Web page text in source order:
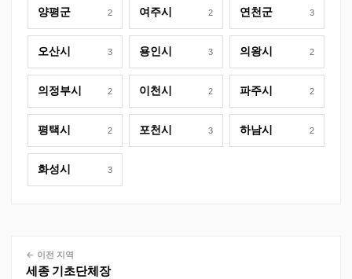
양평군 2 여주시 2 연천군 3
오산시 3 용인시 3 의왕시 2
의정부시 2 이천시 2 파주시 2
평택시 2 포천시 3 하남시 2
화성시 3
← 이전 지역
세종 기초단체장